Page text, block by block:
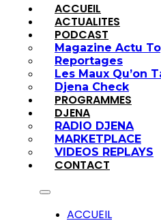
ACCUEIL
ACTUALITES
PODCAST
Magazine Actu
Reportages
Les Maux Qu’on
Djena Check
PROGRAMMES
DJENA
RADIO DJENA
MARKETPLACE
VIDEOS REPLAYS
CONTACT
ACCUEIL